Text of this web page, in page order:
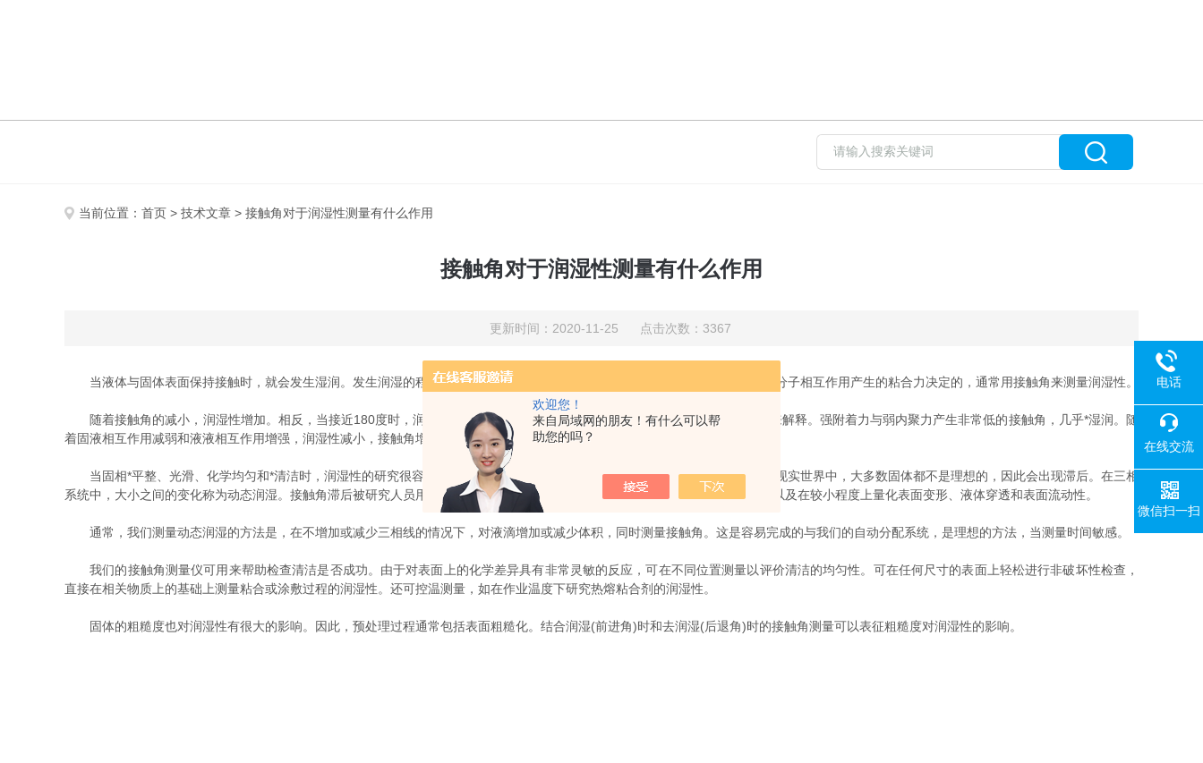
欢迎您！
来自局域网的朋友！有什么可以帮
助您的吗？
当前位置： 首页 > 技术文章 > 接触角对于润湿性测量有什么作用
接触角对于润湿性测量有什么作用
更新时间：2020-11-25 点击次数：3367
当液体与固体表面保持接触时，就会发生湿润。发生润湿的程度(即润湿性)是由液体分子之间的内聚力和由液体和固体之间的分子相互作用产生的粘合力决定的，通常用接触角来测量润湿性。
随着接触角的减小，润湿性增加。相反，当接近180度时，润湿性减小。润湿性可以用粘聚力(L/L)和粘接力(S/L)的相对强度来解释。强附着力与弱内聚力产生非常低的接触角，几乎*湿润。随
着固液相互作用减弱和液液相互作用增强，润湿性减小，接触角增大。
当固相*平整、光滑、化学均匀和*清洁时，润湿性的研究很容易完成。在这种理想条件下，接触角滞后将接近于零。然而，在现实世界中，大多数固体都不是理想的，因此会出现滞后。在三相
系统中，大小之间的变化称为动态润湿。接触角滞后被研究人员用来量化表面非均匀性(温泽尔状态)、表面粗糙度(Cassie状态)，以及在较小程度上量化表面变形、液体穿透和表面流动性。
通常，我们测量动态润湿的方法是，在不增加或减少三相线的情况下，对液滴增加或减少体积，同时测量接触角。这是容易完成的与我们的自动分配系统，是理想的方法，当测量时间敏感。
我们的接触角测量仪可用来帮助检查清洁是否成功。由于对表面上的化学差异具有非常灵敏的反应，可在不同位置测量以评价清洁的均匀性。可在任何尺寸的表面上轻松进行非破坏性检查，
直接在相关物质上的基础上测量粘合或涂敷过程的润湿性。还可控温测量，如在作业温度下研究热熔粘合剂的润湿性。
固体的粗糙度也对润湿性有很大的影响。因此，预处理过程通常包括表面粗糙化。结合润湿(前进角)时和去润湿(后退角)时的接触角测量可以表征粗糙度对润湿性的影响。
电话
在线交流
微信扫一扫